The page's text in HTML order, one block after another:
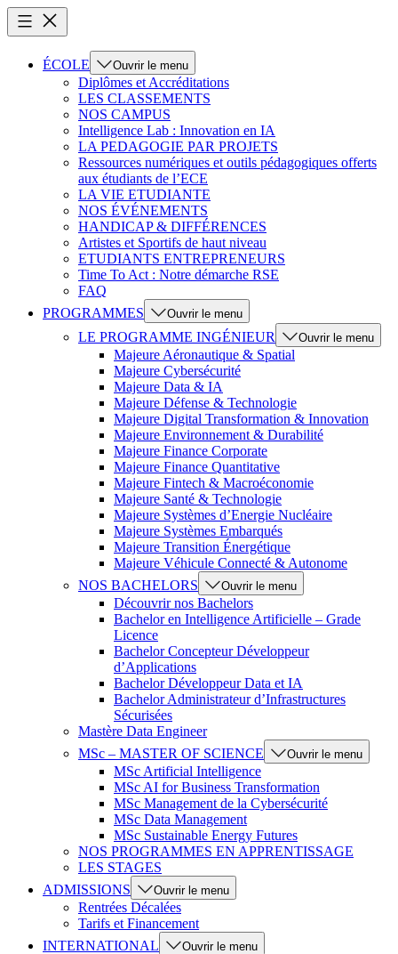
ÉCOLE Ouvrir le menu
Diplômes et Accréditations
LES CLASSEMENTS
NOS CAMPUS
Intelligence Lab : Innovation en IA
LA PEDAGOGIE PAR PROJETS
Ressources numériques et outils pédagogiques offerts
aux étudiants de l’ECE
LA VIE ETUDIANTE
NOS ÉVÉNEMENTS
HANDICAP & DIFFÉRENCES
Artistes et Sportifs de haut niveau
ETUDIANTS ENTREPRENEURS
Time To Act : Notre démarche RSE
FAQ
PROGRAMMES
Ouvrir le menu
LE PROGRAMME INGÉNIEUR Ouvrir le menu
Majeure Aéronautique & Spatial
Majeure Cybersécurité
Majeure Data & IA
Majeure Défense & Technologie
Majeure Digital Transformation & Innovation
Majeure Environnement & Durabilité
Majeure Finance Corporate
Majeure Finance Quantitative
Majeure Fintech & Macroéconomie
Majeure Santé & Technologie
Majeure Systèmes d’Energie Nucléaire
Majeure Systèmes Embarqués
Majeure Transition Énergétique
Majeure Véhicule Connecté & Autonome
NOS BACHELORS
Ouvrir le menu
Découvrir nos Bachelors
Bachelor en Intelligence Artificielle – Grade
Licence
Bachelor Concepteur Développeur
d’Applications
Bachelor Développeur Data et IA
Bachelor Administrateur d’Infrastructures
Sécurisées
Mastère Data Engineer
MSc – MASTER OF SCIENCE
Ouvrir le menu
MSc Artificial Intelligence
MSc AI for Business Transformation
MSc Management de la Cybersécurité
MSc Data Management
MSc Sustainable Energy Futures
NOS PROGRAMMES EN APPRENTISSAGE
LES STAGES
ADMISSIONS
Ouvrir le menu
Rentrées Décalées
Tarifs et Financement
INTERNATIONAL
Ouvrir le menu